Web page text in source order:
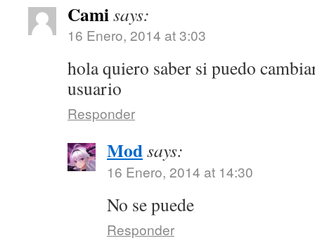
Camisays:
16 Enero, 2014 at 3:03
hola quiero saber si puedo
usuario
Responder
Modsays:
16 Enero, 2014 at 14:30
No se puede
Responder